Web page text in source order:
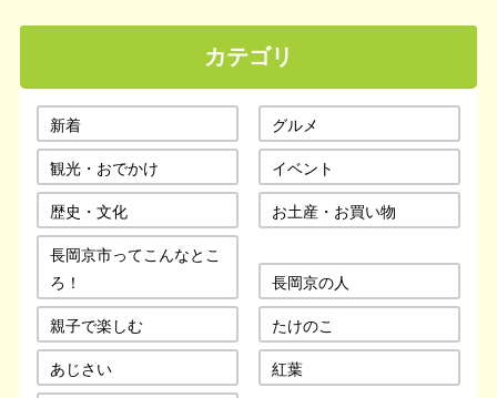
カテゴリ
新着
グルメ
観光・おでかけ
イベント
歴史・文化
お土産・お買い物
長岡京市ってこんなとこ
ろ！
長岡京の人
親子で楽しむ
たけのこ
あじさい
紅葉